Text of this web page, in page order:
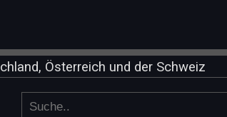
Österreich und der Schweiz